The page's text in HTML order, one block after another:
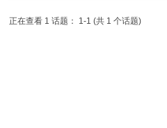
正在查看 1 话题： 1-1 (共 1 个话题)